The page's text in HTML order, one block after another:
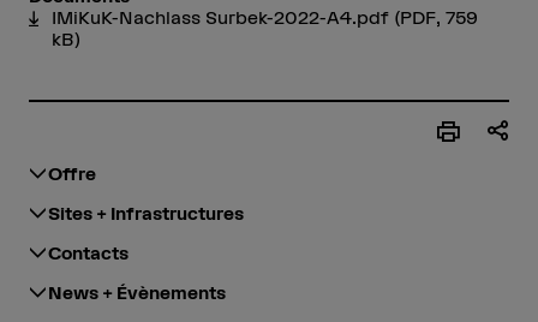
IMiKuK-Nachlass Surbek-2022-A4.pdf (PDF, 759
kB)
Offre
Sites + Infrastructures
Contacts
News + Évènements